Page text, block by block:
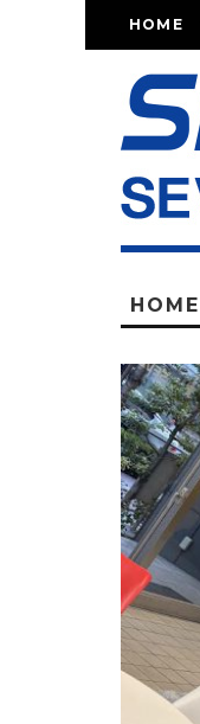
HOME
HOME